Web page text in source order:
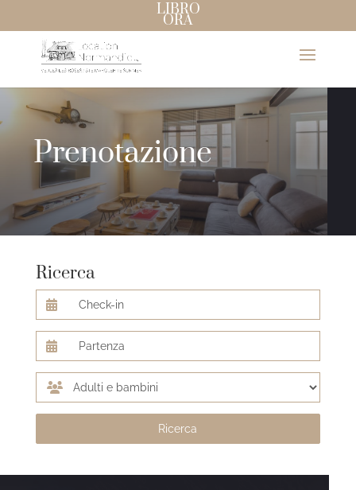
LIBRO
ORA
Prenotazione
Ricerca